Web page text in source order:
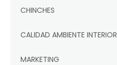
CHINCHES
CALIDAD AMBIENTE INTERIOR
MARKETING